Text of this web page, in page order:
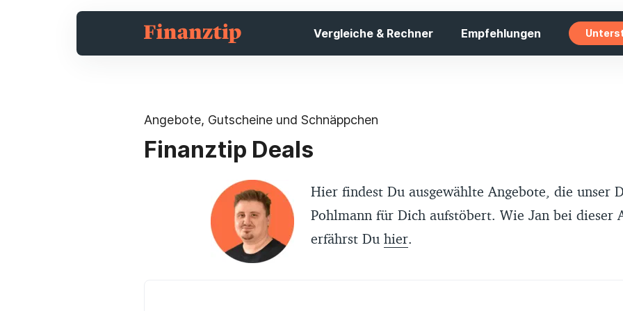
Vergleiche & Rechner Empfehlungen
Angebote, Gutscheine und Schnäppchen
Finanztip Deals
Hier findest Du ausgewählte Angebote, die unser
Pohlmann für Dich aufstöbert. Wie Jan bei dieser
erfährst Du hier.